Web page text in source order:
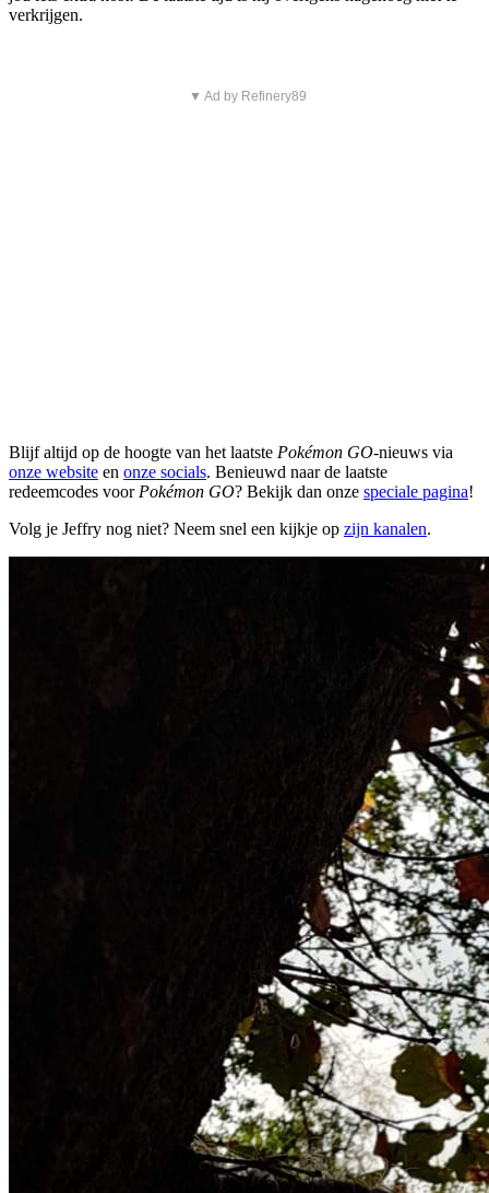
verkrijgen.
▼ Ad by Refinery89
Blijf altijd op de hoogte van het laatste Pokémon GO-nieuws via
onze website en onze socials. Benieuwd naar de laatste
redeemcodes voor Pokémon GO? Bekijk dan onze speciale pagina!
Volg je Jeffry nog niet? Neem snel een kijkje op zijn kanalen.